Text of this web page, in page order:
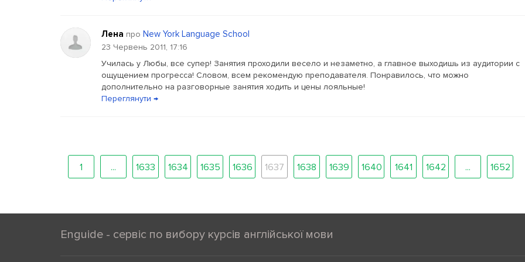
Лена про New York Language School
23 Червень 2011, 17:16
Училась у Любы, все супер! Занятия проходили весело и незаметно, а главное выходишь из аудитории с
ощущением прогресса! Словом, всем рекомендую преподавателя. Понравилось, что можно
дополнительно на разговорные занятия ходить и цены лояльные!
Переглянути →
1 ... 1633 1634 1635 1636 1637 1638 1639 1640 1641 1642 ... 1652
Enguide - сервіс по вибору курсів англійської мови